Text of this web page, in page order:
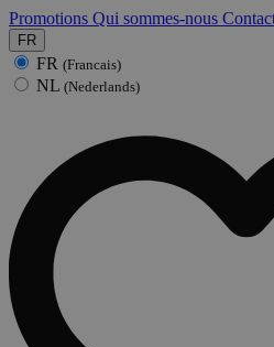
Promotions Qui sommes-nous
FR
FR (Francais)
NL (Nederlands)